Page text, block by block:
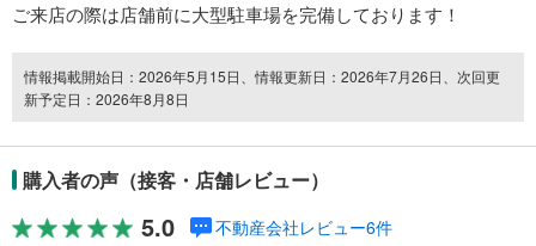
ご来店の際は店舗前に大型駐車場を完備しております！
情報掲載開始日：2026年5月15日、情報更新日：2026年7月26日、次回更
新予定日：2026年8月8日
購入者の声（接客・店舗レビュー）
5.0 不動産会社レビュー6件